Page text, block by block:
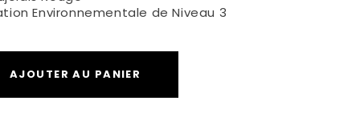
Environnementale de Niveau 3
AJOUTER AU PANIER